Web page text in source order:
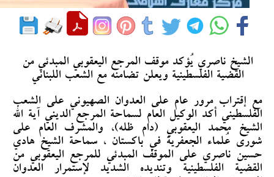
الشيخ ناصري يُؤكد موقف المرجع اليعقوبي المبدئي من
القضية الفلسطينية ويعلن تضامنه مع الشعب اللبناني
مع إقتراب مرور عام على العدوان الصهيوني على الشعب
الفلسطيني أكد الوكيل العام لسماحة المرجع الديني آية الله
الشيخ محمد اليعقوبي (دام ظله)، والمشرف العام على
شورى عُلماء الجعفرية في باكستان ، سماحة الشيخ هادي
حسين ناصري على الموقف المبدئي للمرجع اليعقوبي من
القضية الفلسطينية وتنديده الشديد لإستمرار العدوان